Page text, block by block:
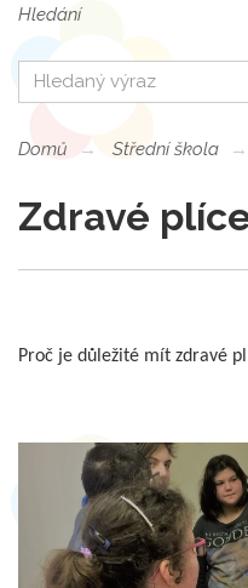
Hledání
Domů Střední škola
Zdravé
Proč je důležité mít zdravé